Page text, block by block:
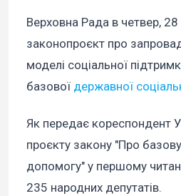
Верховна Рада в четвер, 28
законопроєкт про
моделі соціальної
базової державної
Як передає кореспондент
проєкту закону "Про
допомогу" у першому
235 народних депутатів.